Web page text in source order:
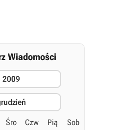
Wiadomości
2009
Śro Czw Pią Sob